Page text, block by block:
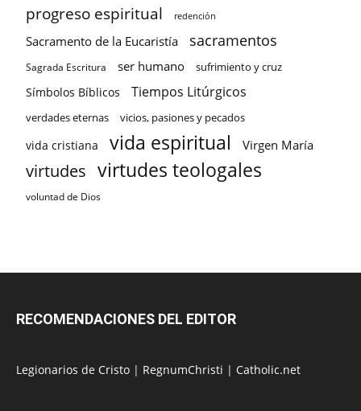
progreso espiritual redención
Sacramento de la Eucaristía sacramentos
Sagrada Escritura ser humano sufrimiento y cruz
Símbolos Bíblicos Tiempos Litúrgicos
verdades eternas vicios, pasiones y pecados
vida cristiana vida espiritual Virgen María
virtudes virtudes teologales
voluntad de Dios
RECOMENDACIONES DEL EDITOR
Legionarios de Cristo | RegnumChristi | Catholic.net